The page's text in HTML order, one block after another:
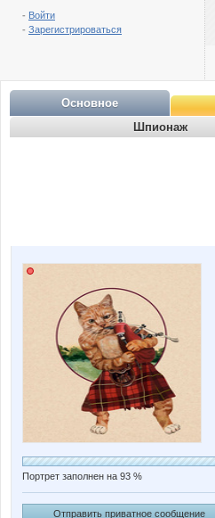
- Войти
- Зарегистрироваться
Основное
Шпионаж
Портрет заполнен на 93 %
Отправить приватное сообщение